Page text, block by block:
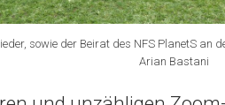
sowie der Beirat des NFS PlanetS an
Arian Bastani